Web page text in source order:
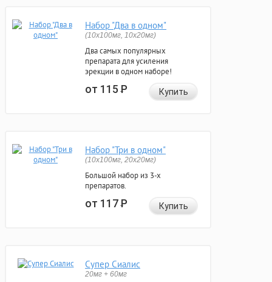
Набор "Два в одном"
(10x100мг, 10x20мг)
Два самых популярных
препарата для усиления
эрекции в одном наборе!
от 115Р Купить
Набор "Три в одном"
(10x100мг, 20x20мг)
Большой набор из 3-х
препаратов.
от 117Р Купить
Супер Сиалис
20мг + 60мг